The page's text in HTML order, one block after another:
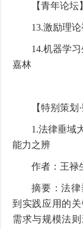
【青年论坛】
13.激励理
14.机器学
嘉林
【特别策划
1.法律垂域
能力之辨
作者：王禄
摘要：法
到实践应用的
需求与规模法